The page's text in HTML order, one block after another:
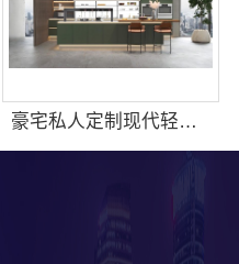
豪宅私人定制现代轻奢流程，江苏东钢金属家居有限公司详解